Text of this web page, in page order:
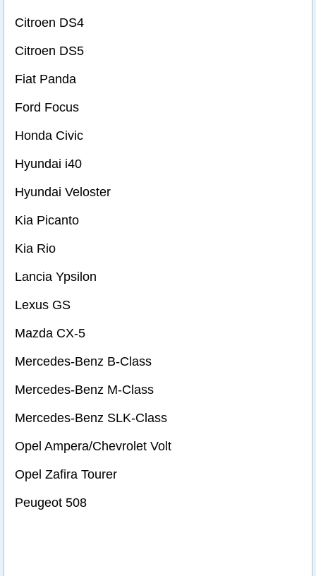
Citroen DS4
Citroen DS5
Fiat Panda
Ford Focus
Honda Civic
Hyundai i40
Hyundai Veloster
Kia Picanto
Kia Rio
Lancia Ypsilon
Lexus GS
Mazda CX-5
Mercedes-Benz B-Class
Mercedes-Benz M-Class
Mercedes-Benz SLK-Class
Opel Ampera/Chevrolet Volt
Opel Zafira Tourer
Peugeot 508